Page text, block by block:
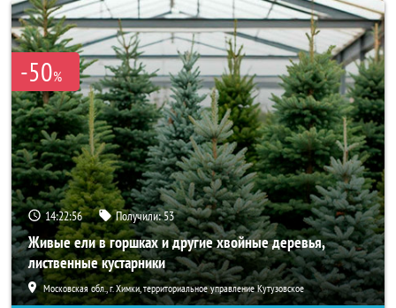
-50%
14:22:54 Получили:53
Живые ели в горшках и другие хвойные деревья,
лиственные кустарники
Московская обл., г. Химки, территориальное управление Кутузовское